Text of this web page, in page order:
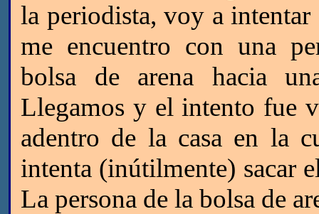
la periodista, voy a
me encuentro con una
bolsa de arena hacia
Llegamos y el intento fue
adentro de la casa en la
intenta (inútilmente) sacar
La persona de la bolsa de